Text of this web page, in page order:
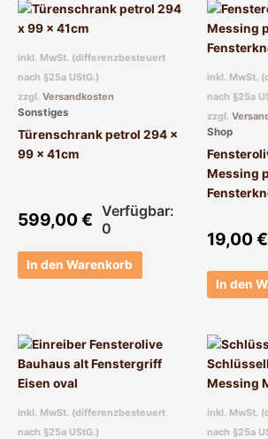
inkl. MwSt. (differenzbesteuert
nach §25a UStG.)
zzgl. Versandkosten
Sonstiges
Türenschrank petrol 294 x
99 x 41cm
599,00€ Verfügbar:
0
In den Warenkorb
inkl. MwSt.
nach §25a
zzgl.
Shop
Messing
19,00€
In den
inkl. MwSt. (differenzbesteuert
nach §25a UStG.)
inkl. MwSt.
nach §25a